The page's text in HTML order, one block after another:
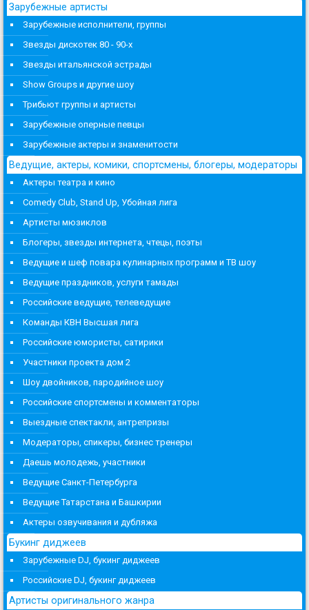
Зарубежные артисты
Зарубежные исполнители, группы
Звезды дискотек 80 - 90-х
Звезды итальянской эстрады
Show Groups и другие шоу
Трибьют группы и артисты
Зарубежные оперные певцы
Зарубежные актеры и знаменитости
Ведущие, актеры, комики, спортсмены, блогеры, модераторы
Актеры театра и кино
Comedy Club, Stand Up, Убойная лига
Артисты мюзиклов
Блогеры, звезды интернета, чтецы, поэты
Ведущие и шеф повара кулинарных программ и ТВ шоу
Ведущие праздников, услуги тамады
Российские ведущие, телеведущие
Команды КВН Высшая лига
Российские юмористы, сатирики
Участники проекта дом 2
Шоу двойников, пародийное шоу
Российские спортсмены и комментаторы
Выездные спектакли, антрепризы
Модераторы, спикеры, бизнес тренеры
Даешь молодежь, участники
Ведущие Санкт-Петербурга
Ведущие Татарстана и Башкирии
Актеры озвучивания и дубляжа
Букинг диджеев
Зарубежные DJ, букинг диджеев
Российские DJ, букинг диджеев
Артисты оригинального жанра